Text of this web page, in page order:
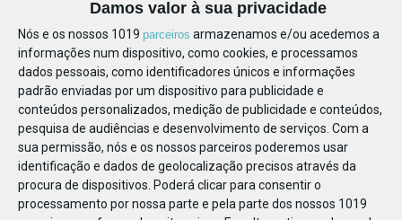
Damos valor à sua privacidade
Nós e os nossos 1019 parceiros armazenamos e/ou acedemos a
informações num dispositivo, como cookies, e processamos
dados pessoais, como identificadores únicos e informações
padrão enviadas por um dispositivo para publicidade e
conteúdos personalizados, medição de publicidade e conteúdos,
pesquisa de audiências e desenvolvimento de serviços. Com a
sua permissão, nós e os nossos parceiros poderemos usar
identificação e dados de geolocalização precisos através da
procura de dispositivos. Poderá clicar para consentir o
processamento por nossa parte e pela parte dos nossos 1019